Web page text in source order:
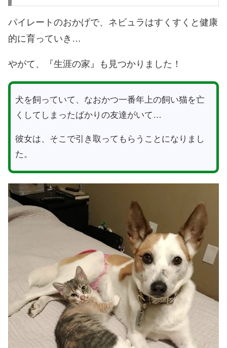
パイレートのおかげで、ネビュラはすくすくと健康
的に育っていき…
やがて、『生涯の家』も見つかりました！
犬を飼っていて、なおかつ一番年上の飼い猫を亡
くしてしまったばかりの友達がいて…
彼女は、そこで引き取ってもらうことになりまし
た。